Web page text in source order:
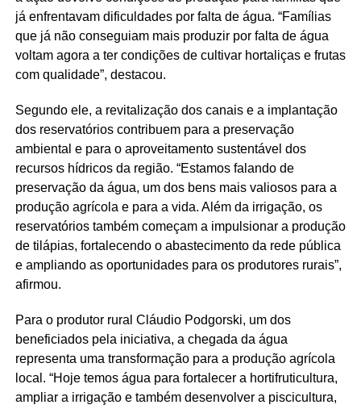
já enfrentavam dificuldades por falta de água. “Famílias
que já não conseguiam mais produzir por falta de água
voltam agora a ter condições de cultivar hortaliças e frutas
com qualidade”, destacou.
Segundo ele, a revitalização dos canais e a implantação
dos reservatórios contribuem para a preservação
ambiental e para o aproveitamento sustentável dos
recursos hídricos da região. “Estamos falando de
preservação da água, um dos bens mais valiosos para a
produção agrícola e para a vida. Além da irrigação, os
reservatórios também começam a impulsionar a produção
de tilápias, fortalecendo o abastecimento da rede pública
e ampliando as oportunidades para os produtores rurais”,
afirmou.
Para o produtor rural Cláudio Podgorski, um dos
beneficiados pela iniciativa, a chegada da água
representa uma transformação para a produção agrícola
local. “Hoje temos água para fortalecer a hortifruticultura,
ampliar a irrigação e também desenvolver a piscicultura,